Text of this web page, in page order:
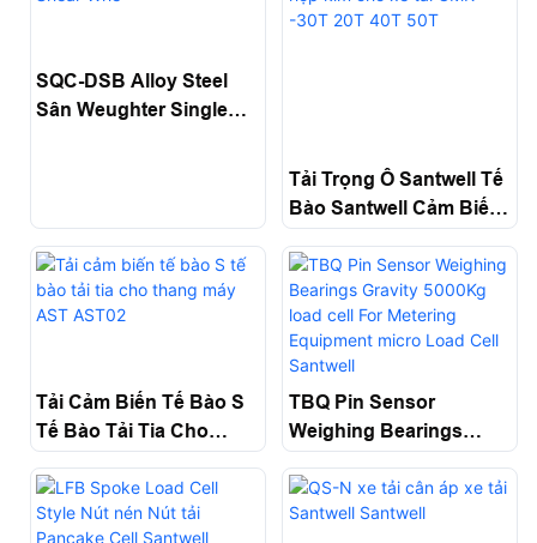
SQC-DSB Alloy Steel
Sân Weughter Single
Tải Trọng Ô Santwell Tế
Bào Santwell Cảm Biến
Tải CMK -30T 20T 40T
50T
Tải Cảm Biến Tế Bào S
Tế Bào Tải Tia Cho
TBQ Pin Sensor
Weighing Bearings
Cell For Metering
Equipment Micro Load